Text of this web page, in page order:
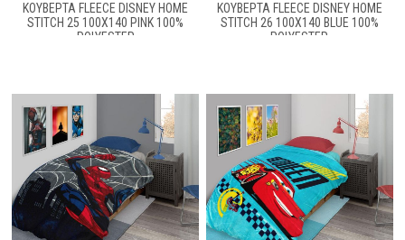
ΚΟΥΒΈΡΤΑ FLEECE DISNEY HOME
STITCH 25 100X140 PINK 100%
POLYESTER
ΚΟΥΒΈΡΤΑ FLEECE DISNEY HOME
STITCH 26 100X140 BLUE 100%
POLYESTER